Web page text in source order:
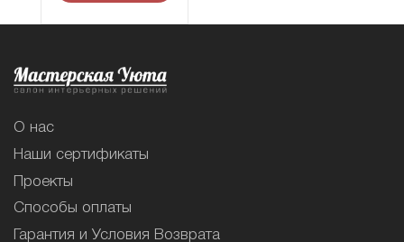
О нас
Наши сертификаты
Проекты
Способы оплаты
Гарантия и Условия Возврата